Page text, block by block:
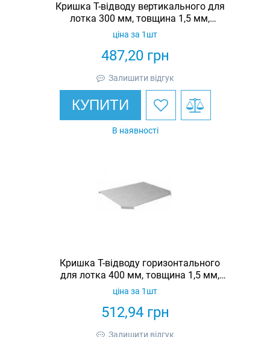
Кришка Т-відводу вертикального для
лотка 300 мм, товщина 1,5 мм,
гарячеоцинкована, Eurotray
487,20грн
ціна за 1шт
Залишити відгук
КУПИТИ
В наявності
Кришка Т-відводу горизонтального
для лотка 400 мм, товщина 1,5 мм,
гарячеоцинкована, Eurotray
512,94грн
ціна за 1шт
Залишити відгук